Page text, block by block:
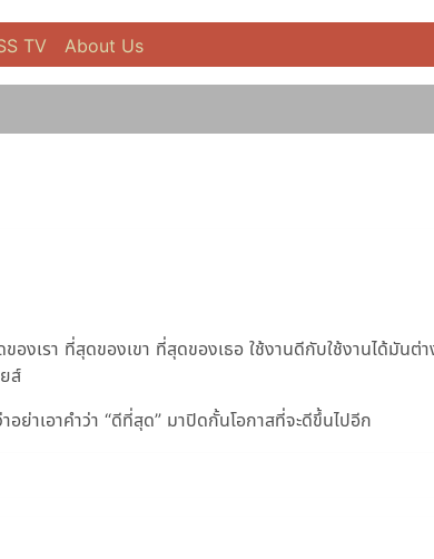
TV About Us
งเรา ที่สุดของเขา ที่สุดของเธอ ใช้งานดีกับใช้งานได้มันต่
ส์
ย่าเอาคำว่า “ดีที่สุด”​ มาปิดกั้นโอกาสที่จะดีขึ้นไปอีก